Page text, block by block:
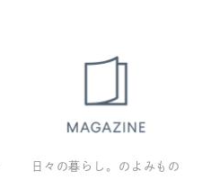
日々の暮らし。のよみもの